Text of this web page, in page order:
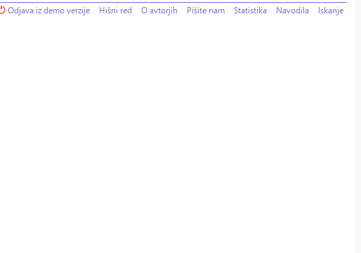
Odjava iz demo verzije Hišni red O avtorjih Pišite nam Statistika Navodila Iskanje